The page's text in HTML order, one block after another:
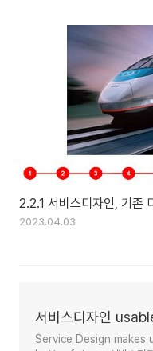
2.2.1 서비스디자인, 기존
2023.04.03
서비스디자인
Service Design makes